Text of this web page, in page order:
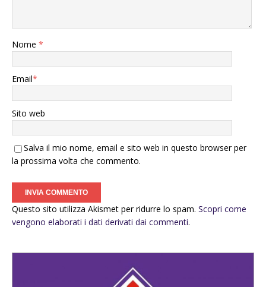
Nome *
Email*
Sito web
Salva il mio nome, email e sito web in questo browser per
la prossima volta che commento.
Questo sito utilizza Akismet per ridurre lo spam. Scopri come
vengono elaborati i dati derivati dai commenti.